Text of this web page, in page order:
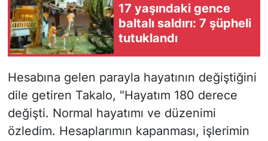
17 yaşındaki gence
baltalı saldırı: 7 şüpheli
tutuklandı
Hesabına gelen parayla hayatının değiştiğini
dile getiren Takalo, "Hayatım 180 derece
değişti. Normal hayatımı ve düzenimi
özledim. Hesaplarımın kapanması, işlerimin